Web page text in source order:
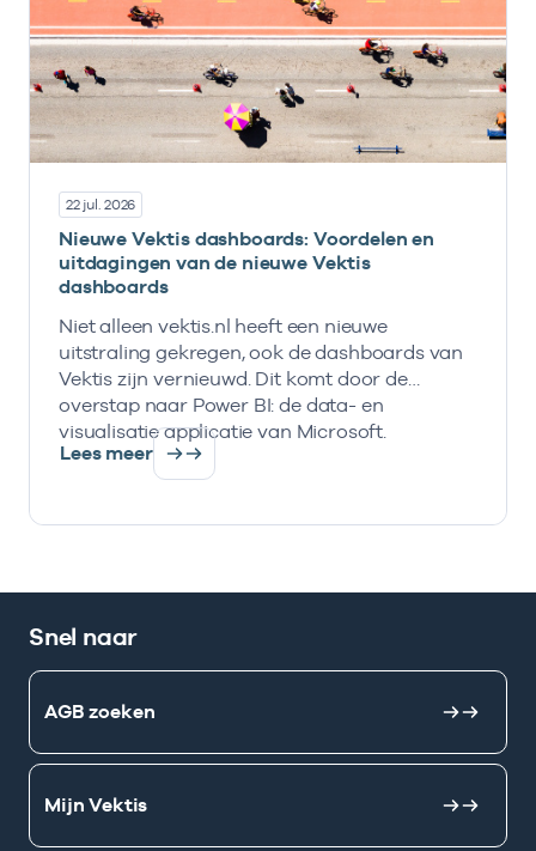
22 jul. 2026
Nieuwe Vektis dashboards: Voordelen en
uitdagingen van de nieuwe Vektis
dashboards
Niet alleen vektis.nl heeft een nieuwe
uitstraling gekregen, ook de dashboards van
Vektis zijn vernieuwd. Dit komt door de
overstap naar Power BI: de data- en
visualisatie applicatie van Microsoft.
Lees meer
Snel naar
AGB zoeken
Mijn Vektis